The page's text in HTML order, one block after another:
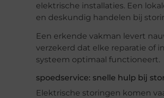
elektrische installaties. Een
en deskundig handelen bij
Een erkende vakman levert
verzekerd dat elke reparatie of
systeem optimaal functioneert.
spoedservice: snelle hulp bij
Elektrische storingen komen